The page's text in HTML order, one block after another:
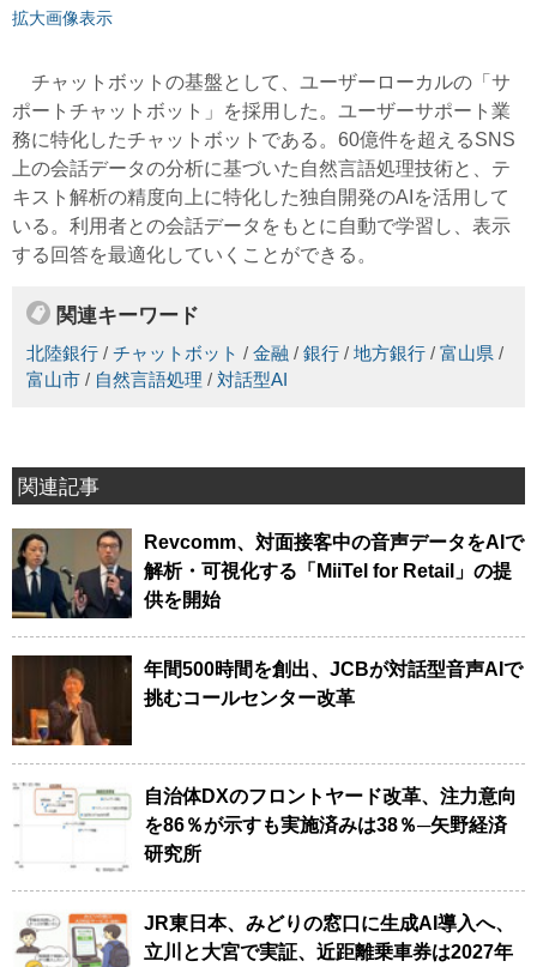
拡大画像表示
チャットボットの基盤として、ユーザーローカルの「サ
ポートチャットボット」を採用した。ユーザーサポート業
務に特化したチャットボットである。60億件を超えるSNS
上の会話データの分析に基づいた自然言語処理技術と、テ
キスト解析の精度向上に特化した独自開発のAIを活用して
いる。利用者との会話データをもとに自動で学習し、表示
する回答を最適化していくことができる。
関連キーワード
北陸銀行 / チャットボット / 金融 / 銀行 / 地方銀行 / 富山県 /
富山市 / 自然言語処理 / 対話型AI
関連記事
Revcomm、対面接客中の音声データをAIで
解析・可視化する「MiiTel for Retail」の提
供を開始
年間500時間を創出、JCBが対話型音声AIで
挑むコールセンター改革
自治体DXのフロントヤード改革、注力意向
を86％が示すも実施済みは38％─矢野経済
研究所
JR東日本、みどりの窓口に生成AI導入へ、
立川と大宮で実証、近距離乗車券は2027年